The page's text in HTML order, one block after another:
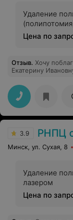
Удаление
Цена по
Отзыв. Хочу
Екатерину
3.9 РНПЦ
Минск, ул. Сухая, 8
Удаление
лазером
Цена по